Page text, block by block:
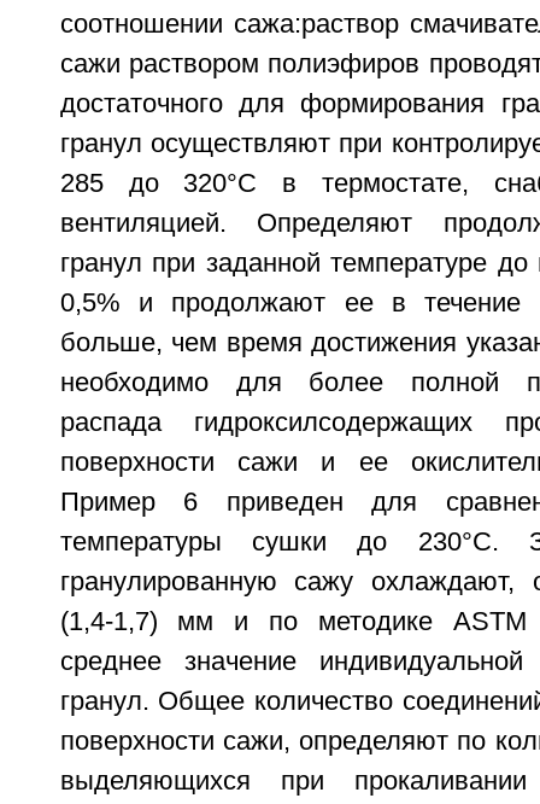
соотношении сажа:раствор
сажи раствором полиэфиров
достаточного для формирования
гранул осуществляют при
285 до 320°C в термостате,
вентиляцией. Определяют
гранул при заданной температуре
0,5% и продолжают ее в течение
больше, чем время достижения
необходимо для более полной
распада гидроксилсодержащих
поверхности сажи и ее
Пример 6 приведен для
температуры сушки до 230°C.
гранулированную сажу охлаждают,
(1,4-1,7) мм и по методике ASTM
среднее значение
гранул. Общее количество
поверхности сажи, определяют по
выделяющихся при